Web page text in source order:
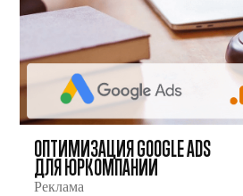
ОПТИМИЗАЦИЯ GOOGLE ADS
ДЛЯ ЮРКОМПАНИИ
Реклама